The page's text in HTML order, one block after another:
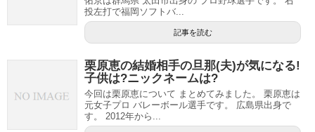
投左打で福岡ソフトバ...
記事を読む
栗原恵の結婚相手の旦那(夫)が気になる!
子供は?ニックネームは?
今回は栗原恵について まとめてみました。 栗原恵は
元女子プロ バレーボール選手です。 広島県出身で
す。 2012年から...